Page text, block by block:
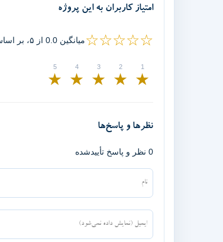
امتیاز کاربران به این پروژه
☆☆☆☆☆میانگین 0.0 از ۵، بر اساس 0 رأی
★
★
★
★
★
نظرها و پاسخ‌ها
0 نظر و پاسخ تأییدشده